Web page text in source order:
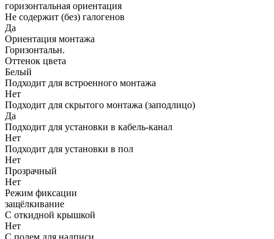
горизонтальная ориентация
Не содержит (без) галогенов
Да
Ориентация монтажа
Горизонтальн.
Оттенок цвета
Белый
Подходит для встроенного монтажа
Нет
Подходит для скрытого монтажа (заподлицо)
Да
Подходит для установки в кабель-канал
Нет
Подходит для установки в пол
Нет
Прозрачный
Нет
Режим фиксации
защёлкивание
С откидной крышкой
Нет
С полем для надписи